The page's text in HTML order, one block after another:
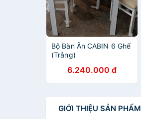
Bộ Bàn Ăn CABIN 6 Ghế
(Trắng)
6.240.000 đ
GIỚI THIỆU SẢN PHẨM